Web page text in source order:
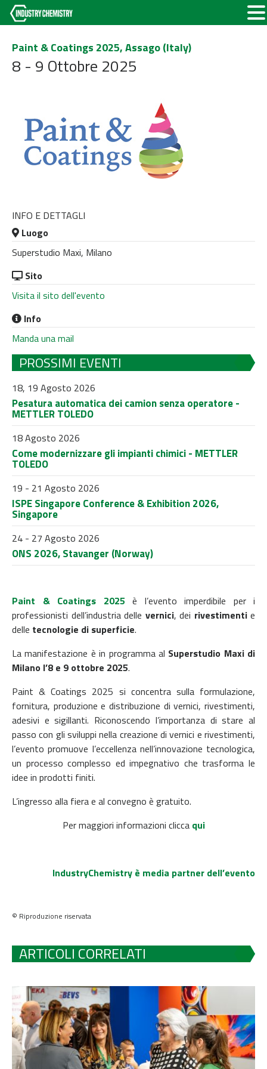
Paint & Coatings 2025, Assago (Italy)
8 - 9 Ottobre 2025
INFO E DETTAGLI
Luogo
Superstudio Maxi, Milano
Sito
Visita il sito dell'evento
Info
Manda una mail
PROSSIMI EVENTI
18, 19 Agosto 2026
Pesatura automatica dei camion senza operatore -
METTLER TOLEDO
18 Agosto 2026
Come modernizzare gli impianti chimici - METTLER
TOLEDO
19 - 21 Agosto 2026
ISPE Singapore Conference & Exhibition 2026,
Singapore
24 - 27 Agosto 2026
ONS 2026, Stavanger (Norway)
Paint & Coatings 2025 è l’evento imperdibile per i
professionisti dell’industria delle vernici, dei rivestimentie
delle tecnologie di superficie.
La manifestazione è in programma al Superstudio Maxi di
Milano l’8 e 9 ottobre 2025.
Paint & Coatings 2025 si concentra sulla formulazione,
fornitura, produzione e distribuzione di vernici, rivestimenti,
adesivi e sigillanti. Riconoscendo l’importanza di stare al
passo con gli sviluppi nella creazione di vernici e rivestimenti,
l’evento promuove l’eccellenza nell’innovazione tecnologica,
un processo complesso ed impegnativo che trasforma le
idee in prodotti finiti.
L’ingresso alla fiera e al convegno è gratuito.
Per maggiori informazioni clicca qui
IndustryChemistry è media partner dell’evento
© Riproduzione riservata
ARTICOLI CORRELATI